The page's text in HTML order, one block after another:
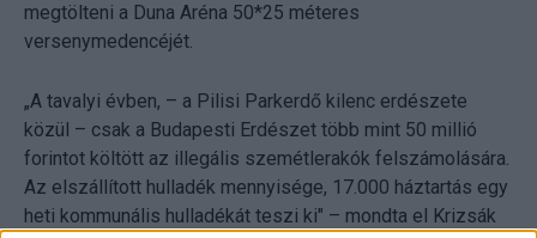
megtölteni a Duna Aréna 50*25 méteres
versenymedencéjét.
„A tavalyi évben, – a Pilisi Parkerdő kilenc erdészete
közül – csak a Budapesti Erdészet több mint 50 millió
forintot költött az illegális szemétlerakók felszámolására.
Az elszállított hulladék mennyisége, 17.000 háztartás egy
heti kommunális hulladékát teszi ki" – mondta el Krizsák